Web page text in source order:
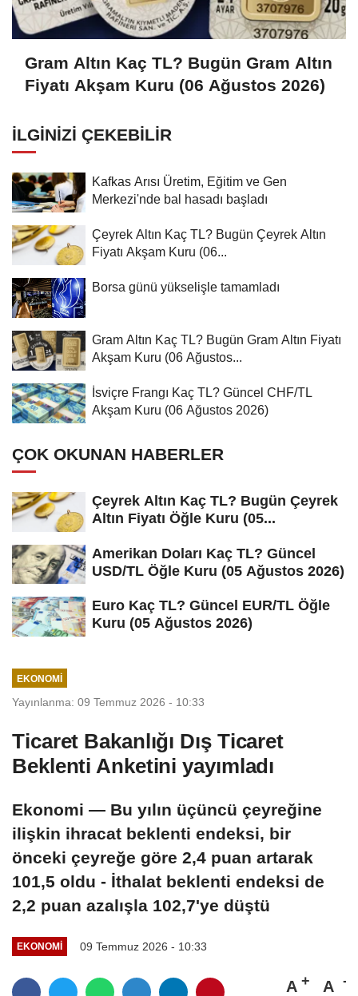
Gram Altın Kaç TL? Bugün Gram Altın
Fiyatı Akşam Kuru (06 Ağustos 2026)
İLGINIZI ÇEKEBILIR
Kafkas Arısı Üretim, Eğitim ve Gen
Merkezi'nde bal hasadı başladı
Çeyrek Altın Kaç TL? Bugün Çeyrek Altın
Fiyatı Akşam Kuru (06...
Borsa günü yükselişle tamamladı
Gram Altın Kaç TL? Bugün Gram Altın Fiyatı
Akşam Kuru (06 Ağustos...
İsviçre Frangı Kaç TL? Güncel CHF/TL
Akşam Kuru (06 Ağustos 2026)
ÇOK OKUNAN HABERLER
Çeyrek Altın Kaç TL? Bugün Çeyrek
Altın Fiyatı Öğle Kuru (05...
Amerikan Doları Kaç TL? Güncel
USD/TL Öğle Kuru (05 Ağustos 2026)
Euro Kaç TL? Güncel EUR/TL Öğle
Kuru (05 Ağustos 2026)
EKONOMI
Yayınlanma: 09 Temmuz 2026 - 10:33
Ticaret Bakanlığı Dış Ticaret
Beklenti Anketini yayımladı
Ekonomi — Bu yılın üçüncü çeyreğine
ilişkin ihracat beklenti endeksi, bir
önceki çeyreğe göre 2,4 puan artarak
101,5 oldu - İthalat beklenti endeksi de
2,2 puan azalışla 102,7'ye düştü
EKONOMI 09 Temmuz 2026 - 10:33
A A